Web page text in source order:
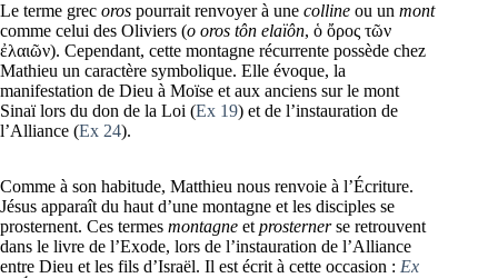
Le terme grec oros pourrait renvoyer à une colline ou un mont
comme celui des Oliviers (o oros tôn elaïôn, ὁ ὄρος τῶν
ἐλαιῶν). Cependant, cette montagne récurrente possède chez
Mathieu un caractère symbolique. Elle évoque, la
manifestation de Dieu à Moïse et aux anciens sur le mont
Sinaï lors du don de la Loi (Ex 19) et de l’instauration de
l’Alliance (Ex 24).
Comme à son habitude, Matthieu nous renvoie à l’Écriture.
Jésus apparaît du haut d’une montagne et les disciples se
prosternent. Ces termes montagne et prosternerse retrouvent
dans le livre de l’Exode, lors de l’instauration de l’Alliance
entre Dieu et les fils d’Israël. Il est écrit à cette occasion : Ex